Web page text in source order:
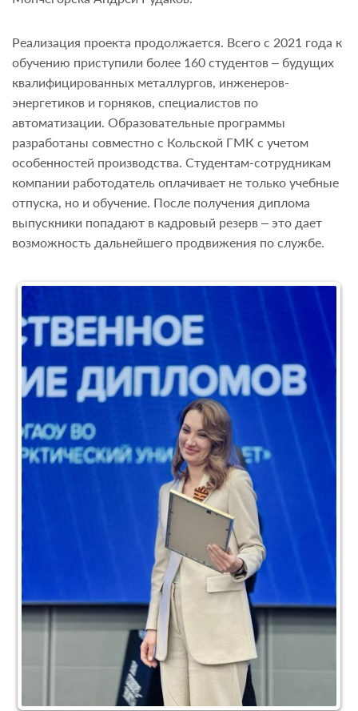
Реализация проекта продолжается. Всего с 2021 года к
обучению приступили более 160 студентов – будущих
квалифицированных металлургов, инженеров-
энергетиков и горняков, специалистов по
автоматизации. Образовательные программы
разработаны совместно с Кольской ГМК с учетом
особенностей производства. Студентам-сотрудникам
компании работодатель оплачивает не только учебные
отпуска, но и обучение. После получения диплома
выпускники попадают в кадровый резерв – это дает
возможность дальнейшего продвижения по службе.